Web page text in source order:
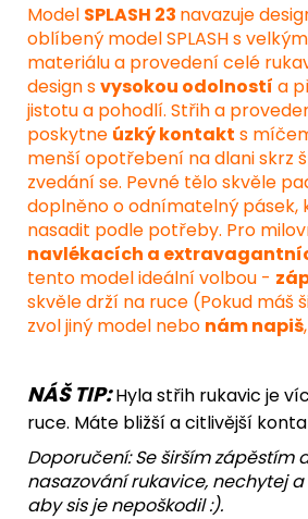
Model SPLASH 23 navazuje
oblíbený model SPLASH s
materiálu a provedení celé
design svysokou odolností a
jistotu a pohodlí. Střih a
poskytne úzký kontakt s
menší opotřebení na dlani skrz
zvedání se. Pevné tělo skvěle
doplněno o odnímatelný pásek,
nasadit podle potřeby. Pro
navlékacích a
tento model ideální volbou -
skvěle drží na ruce (Pokud máš
zvol jiný model nebo nám napiš
NÁŠ TIP:Hyla střih rukavic je
ruce. Máte bližší a citlivější
Doporučení: Se širším zápěstím
nasazování rukavice, nechytej a
aby sis je nepoškodil :).